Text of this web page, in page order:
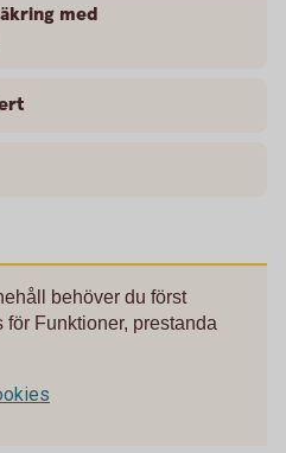
med
behöver du först
Funktioner, prestanda